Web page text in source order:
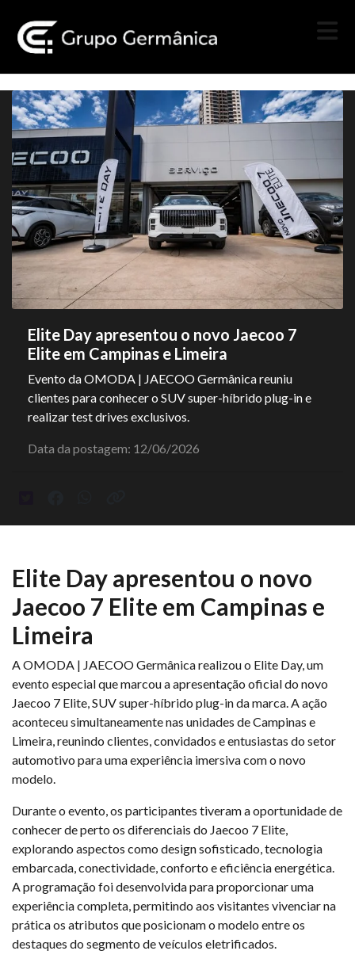
Elite Day apresentou o novo Jaecoo 7
Elite em Campinas e Limeira
Evento da OMODA | JAECOO Germânica reuniu
clientes para conhecer o SUV super-híbrido plug-in e
realizar test drives exclusivos.
Data da postagem: 12/06/2026
Elite Day apresentou o novo
Jaecoo 7 Elite em Campinas e
Limeira
A OMODA | JAECOO Germânica realizou o Elite Day, um
evento especial que marcou a apresentação oficial do novo
Jaecoo 7 Elite, SUV super-híbrido plug-in da marca. A ação
aconteceu simultaneamente nas unidades de Campinas e
Limeira, reunindo clientes, convidados e entusiastas do setor
automotivo para uma experiência imersiva com o novo
modelo.
Durante o evento, os participantes tiveram a oportunidade de
conhecer de perto os diferenciais do Jaecoo 7 Elite,
explorando aspectos como design sofisticado, tecnologia
embarcada, conectividade, conforto e eficiência energética.
A programação foi desenvolvida para proporcionar uma
experiência completa, permitindo aos visitantes vivenciar na
prática os atributos que posicionam o modelo entre os
destaques do segmento de veículos eletrificados.